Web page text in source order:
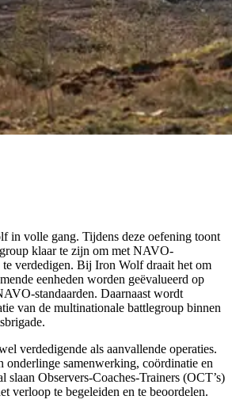
in volle gang. Tijdens deze oefening toont
klaar te zijn om met NAVO-
verdedigen. Bij Iron Wolfdraait het om
eenheden worden geëvalueerd op
standaarden. Daarnaast wordt
van de multinationale battlegroup binnen
verdedigende als aanvallende operaties.
onderlinge samenwerking, coördinatie en
slaan Observers-Coaches-Trainers (OCT’s)
verloop te begeleiden en te beoordelen.